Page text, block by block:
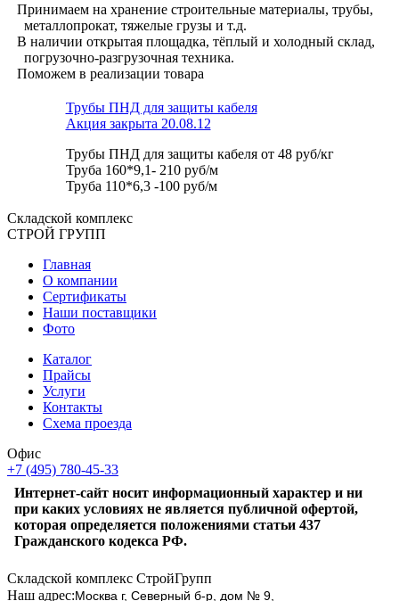
Принимаем на хранение строительные материалы, трубы,
металлопрокат, тяжелые грузы и т.д.
В наличии открытая площадка, тёплый и холодный склад,
погрузочно-разгрузочная техника.
Поможем в реализации товара
Трубы ПНД для защиты кабеля
Акция закрыта 20.08.12
Трубы ПНД для защиты кабеля от 48 руб/кг
Труба 160*9,1- 210 руб/м
Труба 110*6,3 -100 руб/м
Складской комплекс
СТРОЙ ГРУПП
Главная
О компании
Сертификаты
Наши поставщики
Фото
Каталог
Прайсы
Услуги
Контакты
Схема проезда
Офис
+7 (495) 780-45-33
Интернет-сайт носит информационный характер и ни
при каких условиях не является публичной офертой,
которая определяется положениями статьи 437
Гражданского кодекса РФ.
Складской комплекс СтройГрупп
Наш адрес:Москва г, Северный б-р, дом № 9,